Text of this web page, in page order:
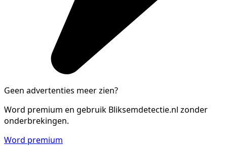
Geen advertenties meer zien?
Word premium en gebruik Bliksemdetectie.nl zonder
onderbrekingen.
Word premium